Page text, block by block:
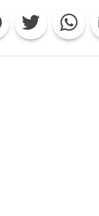
S.
YIZHAR
Facebook Twitter